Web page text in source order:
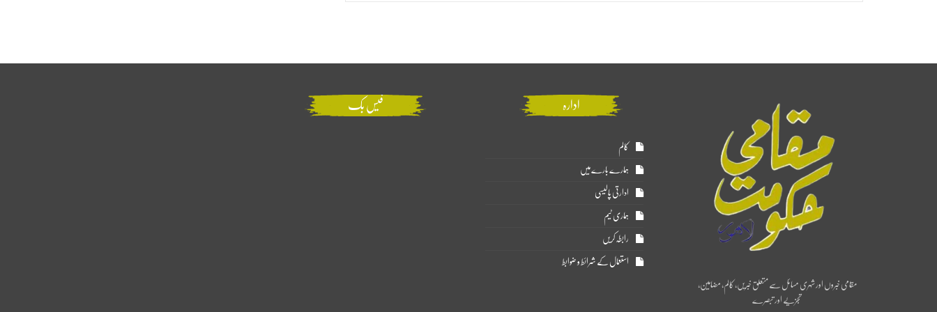
مقامی خبروں اور شہری مسائل سے متعلق خبریں، کالم، مضامین،
تجزیے اور تبصرے
ادارہ
کالم
ہمارے بارے میں
ادارتی پالیسی
ہماری ٹیم
رابطہ کریں
استعمال کے شرائط و ضوابط
فیس بک